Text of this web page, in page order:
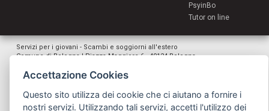
PsyinBo
Tutor on line
Servizi per i giovani - Scambi e soggiorni all'estero
Comune di Bologna | Piazza Maggiore 6 - 40124 Bologna
Accettazione Cookies
Questo sito utilizza dei cookie che ci aiutano a fornire i
nostri servizi. Utilizzando tali servizi, accetti l'utilizzo dei